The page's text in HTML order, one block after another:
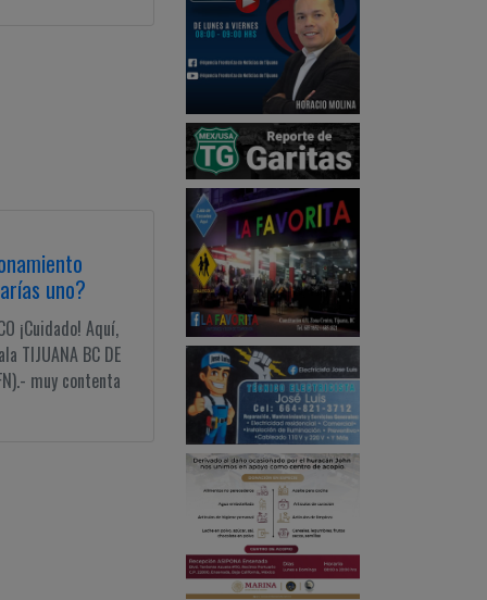
uno?
¡Cuidado! Aquí,
TIJUANA BC DE
muy contenta